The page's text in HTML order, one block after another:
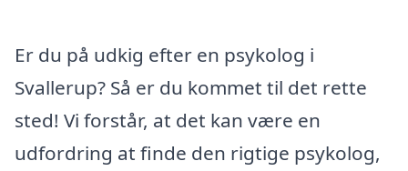
Er du på udkig efter en psykolog i
Svallerup? Så er du kommet til det rette
sted! Vi forstår, at det kan være en
udfordring at finde den rigtige psykolog,